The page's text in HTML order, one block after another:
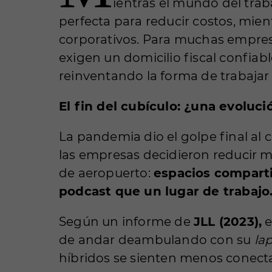
ientras el mundo del
perfecta para reducir costos,
corporativos. Para muchas
exigen un domicilio fiscal
reinventando la forma de
El fin del cubículo: ¿una
La pandemia dio el golpe final al
las empresas decidieron reducir
de aeropuerto: espacios
podcast que un lugar de
Según un informe de JLL (2023),
de andar deambulando con su
híbridos se sienten menos